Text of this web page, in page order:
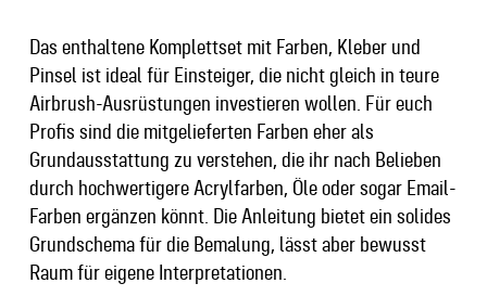
Das enthaltene Komplettset mit Farben, Kleber und
Pinsel ist ideal für Einsteiger, die nicht gleich in teure
Airbrush-Ausrüstungen investieren wollen. Für euch
Profis sind die mitgelieferten Farben eher als
Grundausstattung zu verstehen, die ihr nach Belieben
durch hochwertigere Acrylfarben, Öle oder sogar Email-
Farben ergänzen könnt. Die Anleitung bietet ein solides
Grundschema für die Bemalung, lässt aber bewusst
Raum für eigene Interpretationen.